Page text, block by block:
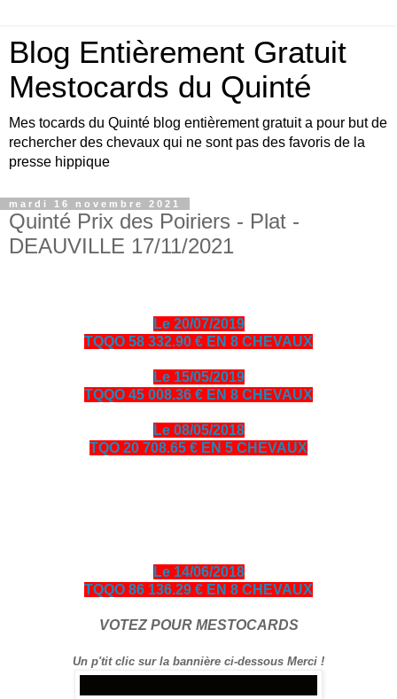
Blog Entièrement Gratuit
Mestocards du Quinté
Mes tocards du Quinté blog entièrement gratuit a pour but de
rechercher des chevaux qui ne sont pas des favoris de la
presse hippique
mardi 16 novembre 2021
Quinté Prix des Poiriers - Plat -
DEAUVILLE 17/11/2021
Le 20/07/2019
TQQO 58 332.90 € EN 8 CHEVAUX
Le 15/05/2019
TQQO 45 008.36 € EN 8 CHEVAUX
Le 08/05/2018
TQO 20 708.65 € EN 5 CHEVAUX
Le 14/06/2018
TQQO 86 136.29 € EN 8 CHEVAUX
VOTEZ POUR MESTOCARDS
Un p'tit clic sur la bannière ci-dessous Merci !